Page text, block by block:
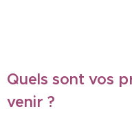
Quels sont vos
venir ?